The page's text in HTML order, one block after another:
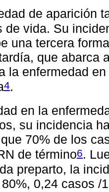
de aparición
de vida. Su
una tercera
que abarca
la enfermedad
4.
en la
su incidencia
70% de los
de término6.
preparto, la
0,24 casos /